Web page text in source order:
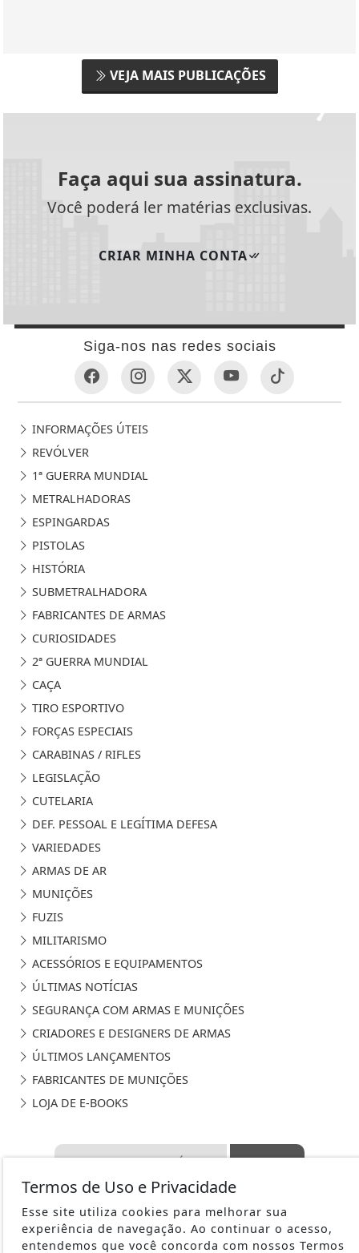
VEJA MAIS PUBLICAÇÕES
Faça aqui sua assinatura.
Você poderá ler matérias exclusivas.
CRIAR MINHA CONTA
Siga-nos nas redes sociais
INFORMAÇÕES ÚTEIS
REVÓLVER
1ª GUERRA MUNDIAL
METRALHADORAS
ESPINGARDAS
PISTOLAS
HISTÓRIA
SUBMETRALHADORA
FABRICANTES DE ARMAS
CURIOSIDADES
2ª GUERRA MUNDIAL
CAÇA
TIRO ESPORTIVO
FORÇAS ESPECIAIS
CARABINAS / RIFLES
LEGISLAÇÃO
CUTELARIA
DEF. PESSOAL E LEGÍTIMA DEFESA
VARIEDADES
ARMAS DE AR
MUNIÇÕES
FUZIS
MILITARISMO
ACESSÓRIOS E EQUIPAMENTOS
ÚLTIMAS NOTÍCIAS
SEGURANÇA COM ARMAS E MUNIÇÕES
CRIADORES E DESIGNERS DE ARMAS
ÚLTIMOS LANÇAMENTOS
FABRICANTES DE MUNIÇÕES
LOJA DE E-BOOKS
TERMOS DE USO E PRIVACIDADE
Termos de Uso e Privacidade
Esse site utiliza cookies para melhorar sua
experiência de navegação. Ao continuar o acesso,
entendemos que você concorda com nossos Termos